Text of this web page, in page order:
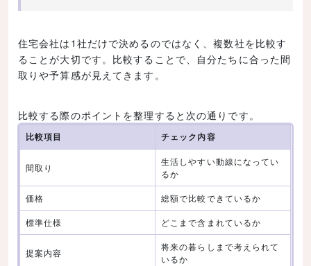
住宅会社は1社だけで決めるのではなく、複数社を比較す
ることが大切です。比較することで、自分たちに合った間
取りや予算感が見えてきます。
比較する際のポイントを整理すると次の通りです。
比較項目 チェック内容
間取り
生活しやすい動線になってい
るか
価格 総額で比較できているか
標準仕様 どこまで含まれているか
提案内容
将来の暮らしまで考えられて
いるか